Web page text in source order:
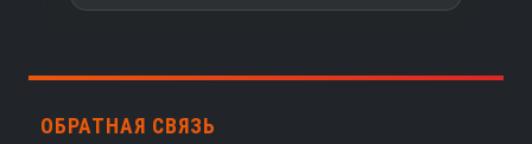
ОБРАТНАЯ СВЯЗЬ